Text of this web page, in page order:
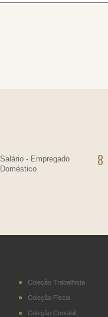
Salário - Empregado
Doméstico
8
Coleção Trabalhista
Coleção Fiscal
Coleção Contábil